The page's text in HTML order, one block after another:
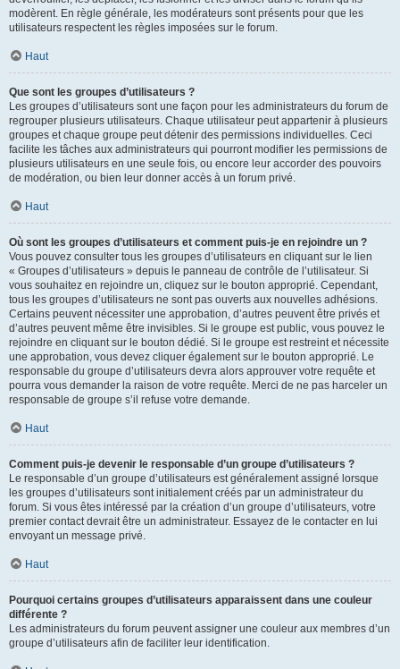
modèrent. En règle générale, les modérateurs sont présents pour que les
utilisateurs respectent les règles imposées sur le forum.
Haut
Que sont les groupes d’utilisateurs ?
Les groupes d’utilisateurs sont une façon pour les administrateurs du forum de
regrouper plusieurs utilisateurs. Chaque utilisateur peut appartenir à plusieurs
groupes et chaque groupe peut détenir des permissions individuelles. Ceci
facilite les tâches aux administrateurs qui pourront modifier les permissions de
plusieurs utilisateurs en une seule fois, ou encore leur accorder des pouvoirs
de modération, ou bien leur donner accès à un forum privé.
Haut
Où sont les groupes d’utilisateurs et comment puis-je en rejoindre un ?
Vous pouvez consulter tous les groupes d’utilisateurs en cliquant sur le lien
« Groupes d’utilisateurs » depuis le panneau de contrôle de l’utilisateur. Si
vous souhaitez en rejoindre un, cliquez sur le bouton approprié. Cependant,
tous les groupes d’utilisateurs ne sont pas ouverts aux nouvelles adhésions.
Certains peuvent nécessiter une approbation, d’autres peuvent être privés et
d’autres peuvent même être invisibles. Si le groupe est public, vous pouvez le
rejoindre en cliquant sur le bouton dédié. Si le groupe est restreint et nécessite
une approbation, vous devez cliquer également sur le bouton approprié. Le
responsable du groupe d’utilisateurs devra alors approuver votre requête et
pourra vous demander la raison de votre requête. Merci de ne pas harceler un
responsable de groupe s’il refuse votre demande.
Haut
Comment puis-je devenir le responsable d’un groupe d’utilisateurs ?
Le responsable d’un groupe d’utilisateurs est généralement assigné lorsque
les groupes d’utilisateurs sont initialement créés par un administrateur du
forum. Si vous êtes intéressé par la création d’un groupe d’utilisateurs, votre
premier contact devrait être un administrateur. Essayez de le contacter en lui
envoyant un message privé.
Haut
Pourquoi certains groupes d’utilisateurs apparaissent dans une couleur
différente ?
Les administrateurs du forum peuvent assigner une couleur aux membres d’un
groupe d’utilisateurs afin de faciliter leur identification.